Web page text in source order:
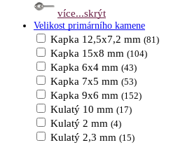
více...skrýt
Velikost primárního kamene
Kapka 12,5x7,2 mm (81)
Kapka 15x8 mm (104)
Kapka 6x4 mm (43)
Kapka 7x5 mm (53)
Kapka 9x6 mm (152)
Kulatý 10 mm (17)
Kulatý 2 mm (4)
Kulatý 2,3 mm (15)